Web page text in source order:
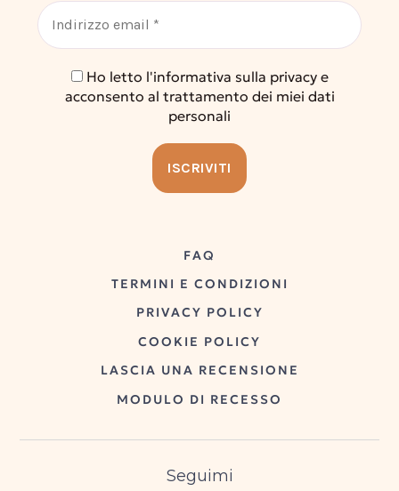
Ho letto l'informativa sulla privacy e
acconsento al trattamento dei miei dati
personali
FAQ
TERMINI E CONDIZIONI
PRIVACY POLICY
COOKIE POLICY
LASCIA UNA RECENSIONE
MODULO DI RECESSO
Seguimi